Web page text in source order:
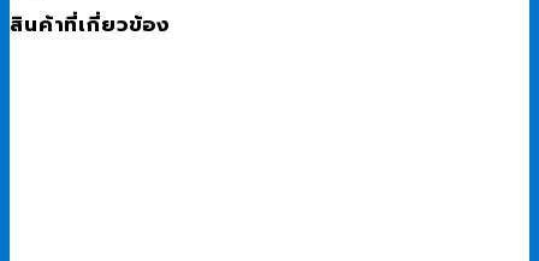
สินค้าที่เกี่ยวข้อง